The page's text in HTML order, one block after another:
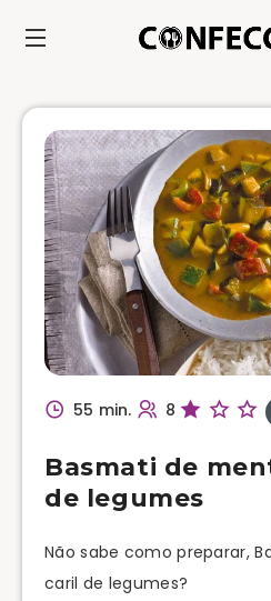
55 min. 8
Basmati de
de legumes
Não sabe como preparar,
caril de legumes?